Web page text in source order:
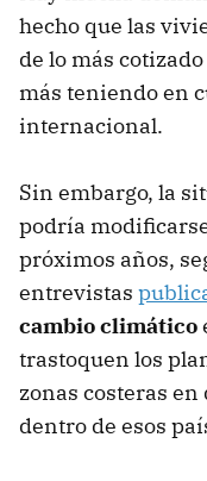
hecho que las
de lo más
más teniendo en
internacional.
Sin embargo, la
podría
próximos años,
entrevistas
cambio climático
trastoquen los
zonas costeras
dentro de esos